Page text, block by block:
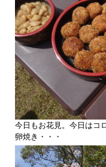
今日もお花見。今日はコ
卵焼き・・・